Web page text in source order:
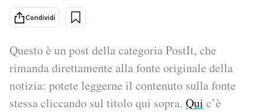
Cultura
Economia
Sport
Mondiali calcio 2026
PODCAST
Condividi
Questo è un post della categoria PostIt, che
rimanda direttamente alla fonte originale della
notizia: potete leggerne il contenuto sulla fonte
stessa cliccando sul titolo qui sopra. Qui c’è